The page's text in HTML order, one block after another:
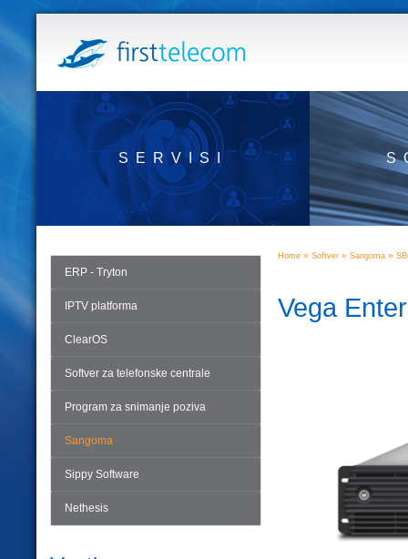
SERVISI
ERP - Tryton
IPTV platforma
ClearOS
Softver za telefonske centrale
Program za snimanje poziva
Sangoma
Sippy Software
Nethesis
Home » Softver » Sangoma »
Vega